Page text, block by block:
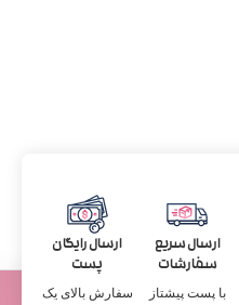
ارسال سریع
سفارشات
با پست پیشتاز
ارسال رایگان
پست
سفارش بالای یک